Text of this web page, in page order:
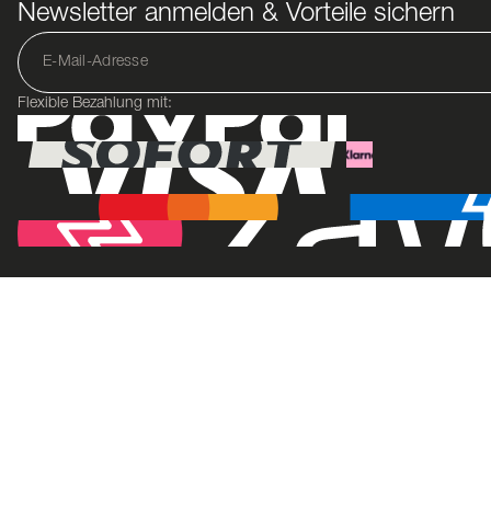
Newsletter anmelden & Vorteile sichern
Flexible Bezahlung mit: